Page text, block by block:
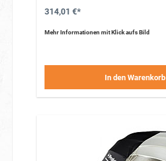
314,01 €*
Mehr Informationen mit Klick aufs Bild
In den Warenkorb